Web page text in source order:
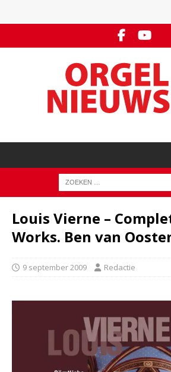
Louis Vierne –
Works. Ben van
9 september 2009 Redactie